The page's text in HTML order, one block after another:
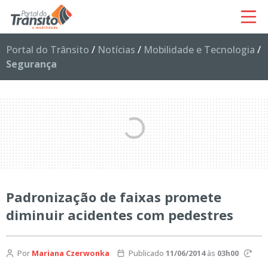
Portal do Trânsito / Notícias / Mobilidade e Tecnologia /
Segurança
Padronização de faixas promete
diminuir acidentes com pedestres
Por Mariana Czerwonka Publicado 11/06/2014às 03h00